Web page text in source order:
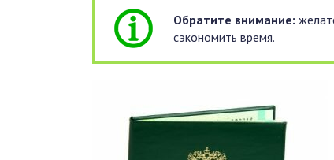
Обратите внимание:
сэкономить время.